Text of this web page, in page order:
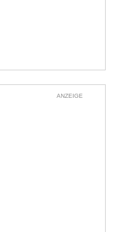
ANZEIGE